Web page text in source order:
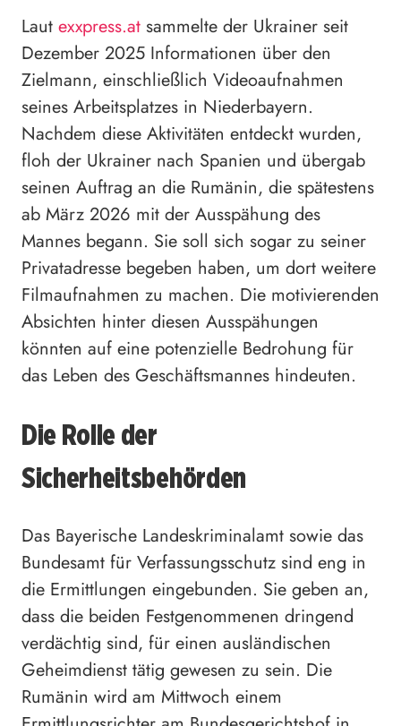
Laut exxpress.at sammelte der Ukrainer seit
Dezember 2025 Informationen über den
Zielmann, einschließlich Videoaufnahmen
seines Arbeitsplatzes in Niederbayern.
Nachdem diese Aktivitäten entdeckt wurden,
floh der Ukrainer nach Spanien und übergab
seinen Auftrag an die Rumänin, die spätestens
ab März 2026 mit der Ausspähung des
Mannes begann. Sie soll sich sogar zu seiner
Privatadresse begeben haben, um dort weitere
Filmaufnahmen zu machen. Die motivierenden
Absichten hinter diesen Ausspähungen
könnten auf eine potenzielle Bedrohung für
das Leben des Geschäftsmannes hindeuten.
Die Rolle der
Sicherheitsbehörden
Das Bayerische Landeskriminalamt sowie das
Bundesamt für Verfassungsschutz sind eng in
die Ermittlungen eingebunden. Sie geben an,
dass die beiden Festgenommenen dringend
verdächtig sind, für einen ausländischen
Geheimdienst tätig gewesen zu sein. Die
Rumänin wird am Mittwoch einem